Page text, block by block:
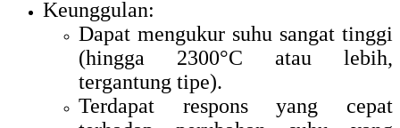
Keunggulan:
Dapat mengukur suhu sangat tinggi
(hingga 2300°C atau lebih,
tergantung tipe).
Terdapat respons yang cepat